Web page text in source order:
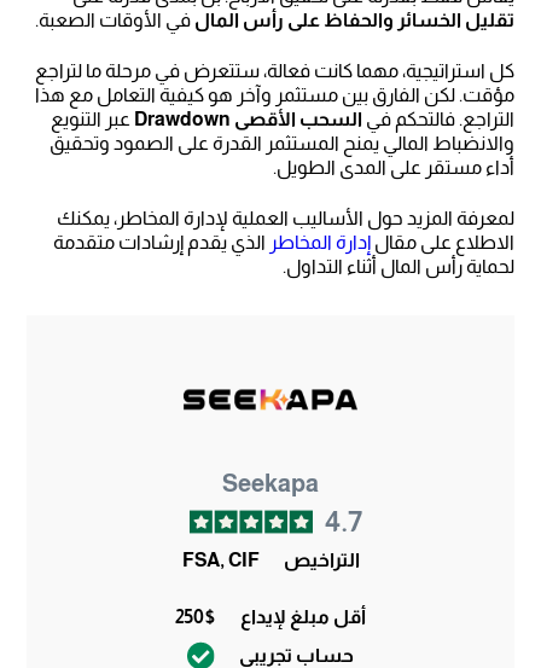
تقليل الخسائر والحفاظ على رأس المال في الأوقات الصعبة.
كل استراتيجية، مهما كانت فعالة، ستتعرض في مرحلة ما لتراجع
مؤقت. لكن الفارق بين مستثمر وآخر هو كيفية التعامل مع هذا
التراجع. فالتحكم في السحب الأقصى Drawdown
عبر التنويع
والانضباط المالي يمنح المستثمر القدرة على الصمود وتحقيق
أداء مستقر على المدى الطويل.
لمعرفة المزيد حول الأساليب العملية لإدارة المخاطر، يمكنك
الاطلاع على مقال إدارة المخاطر الذي يقدم إرشادات متقدمة
لحماية رأس المال أثناء التداول.
Seekapa
4.7
التراخيص FSA, CIF
أقل مبلغ لإيداع
250$
حساب تجريبي